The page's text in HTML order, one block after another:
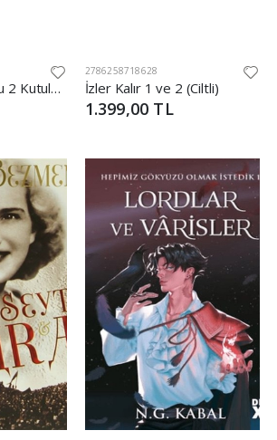
Hüzün Kovan Kuşu 2 Kutulu (Ciltli)
2786258718628
İzler Kalır 1 ve 2 (Ciltli)
1.399,00 TL